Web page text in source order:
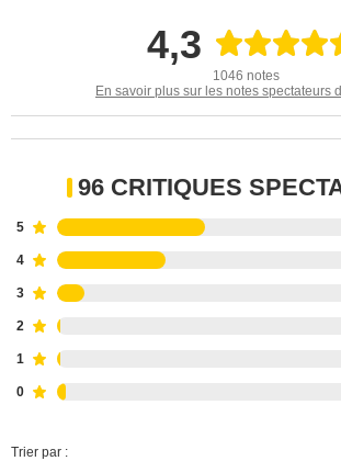
4,3
1046 notes
En savoir plus sur les notes spectateurs
96 CRITIQUES
5
4
3
2
1
0
Trier par :